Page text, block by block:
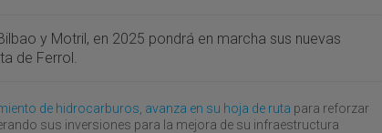
y Motril, en 2025 pondrá en marcha sus nuevas
de Ferrol.
de hidrocarburos, avanza en su hoja de ruta para reforzar
sus inversiones para la mejora de su infraestructura